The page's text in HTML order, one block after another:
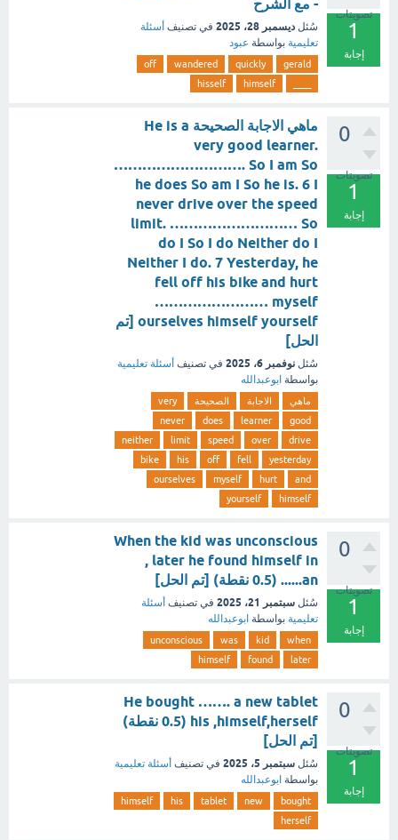
تصويتات
1
إجابة
- مع الشرح
سُئل ديسمبر 28، 2025 في تصنيف أسئلة
تعليمية بواسطة عبود
gerald
quickly
wandered
off
himself
hisself
0
تصويتات
1
إجابة
ماهي الاجابة الصحيحة He is a
very good learner.
………………………. So I am So
he does So am I So he is. 6 I
never drive over the speed
limit. ……………………… So
do I So I do Neither do I
Neither I do. 7 Yesterday, he
fell off his bike and hurt
…………………… myself
ourselves himself yourself [تم
الحل]
سُئل نوفمبر 6، 2025 في تصنيف أسئلة تعليمية
بواسطة ابوعبدالله
ماهي الاجابة الصحيحة
very
good
learner
does
never
drive
over
speed
limit
neither
yesterday
fell
off
his
bike
and
hurt
myself
ourselves
himself
yourself
0
تصويتات
1
إجابة
When the kid was unconscious
, later he found himself in
an...... (0.5 نقطة) [تم الحل]
سُئل سبتمبر 21، 2025 في تصنيف أسئلة
تعليمية بواسطة ابوعبدالله
when
kid
was
unconscious
later
found
himself
0
تصويتات
1
إجابة
He bought ……. a new tablet
his ,himself,herself (0.5 نقطة)
[تم الحل]
سُئل سبتمبر 5، 2025 في تصنيف أسئلة تعليمية
بواسطة ابوعبدالله
bought
new
tablet
his
himself
herself